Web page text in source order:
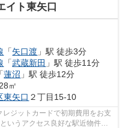
イト東矢口
「矢口渡 」駅 徒歩3分
「武蔵新田 」駅 徒歩11分
「蓮沼 」駅 徒歩12分
㎡
東矢口 ２丁目15-10
ジットカードで初期費用をお支
いうアクセス良好な駅近物件は